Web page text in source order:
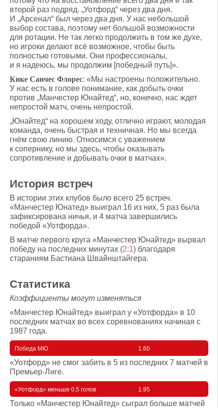
второй раз подряд. „Уотфорд“ через два дня.
И „Арсенал“ был через два дня. У нас небольшой
выбор состава, поэтому нет большой возможности
для ротации. Не так легко продолжить в том же духе,
но игроки делают всё возможное, чтобы быть
полностью готовыми. Они профессионалы,
и я надеюсь, мы продолжим [победный путь]».
Кике Санчес Флорес: «Мы настроены положительно.
У нас есть в голове понимание, как добыть очки
против „Манчестер Юнайтед“, но, конечно, нас ждет
непростой матч, очень непростой.
„Юнайтед“ на хорошем ходу, отлично играют, молодая
команда, очень быстрая и техничная. Но мы всегда
гнём свою линию. Относимся с уважением
к сопернику, но мы здесь, чтобы оказывать
сопротивление и добывать очки в матчах».
История встреч
В истории этих клубов было всего 25 встреч.
«Манчестер Юнатед» выиграл 16 из них, 5 раз была
зафиксирована ничья, и 4 матча завершились
победой «Уотфорда».
В матче первого круга «Манчестер Юнайтед» вырвал
победу на последних минутах (2:1) благодаря
стараниям Бастиана Швайнштайгера.
Статистика
Коэффициенты могут изменяться
«Манчестер Юнайтед» выиграл у «Уотфорда» в 10
последних матчах во всех соревнованиях начиная с
1987 года.
Победа МЮ 1.60
«Уотфорд» не смог забить в 5 из последних 7 матчей в
Премьер-Лиге.
«Уотфорд» меньше 0,5 голов 1.95
Только «Манчестер Юнайтед» сыграл больше матчей